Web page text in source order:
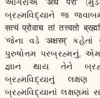
બ્રહ્મવિદ્યાને જ
सत्यं प्रोवाच तां तत्त्वतो
'જેના વડે ‘अक्षरम्’
પુરુષોત્તમ પરબ્રહ્મનું,
જ્ઞાન થાય તેને
બ્રહ્મવિદ્યાનું
બ્રહ્મવિદ્યાનાં લક્ષણમાં